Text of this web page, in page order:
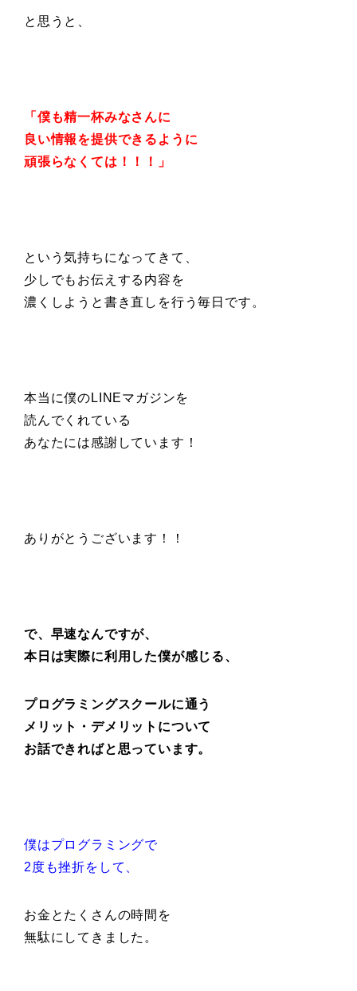
と思うと、
「僕も精一杯みなさんに
良い情報を提供できるように
頑張らなくては！！！」
という気持ちになってきて、
少しでもお伝えする内容を
濃くしようと書き直しを行う毎日です。
本当に僕のLINEマガジンを
読んでくれている
あなたには感謝しています！
ありがとうございます！！
で、早速なんですが、
本日は実際に利用した僕が感じる、
プログラミングスクールに通う
メリット・デメリットについて
お話できればと思っています。
僕はプログラミングで
2度も挫折をして、
お金とたくさんの時間を
無駄にしてきました。